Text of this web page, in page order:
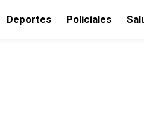
Deportes Policiales